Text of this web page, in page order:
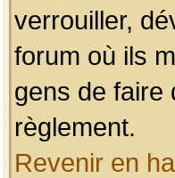
verrouiller,
forum où ils
gens de faire
règlement.
Revenir en